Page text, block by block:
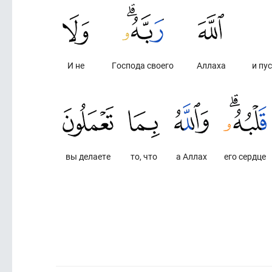
и
Аллаха
Господа своего
И не
его сердце
а Аллах
то, что
вы делаете